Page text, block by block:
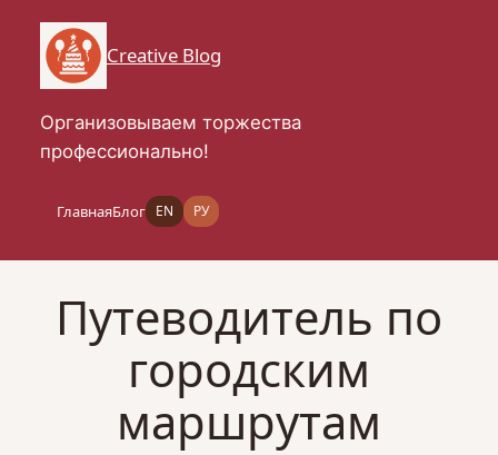
содержимому
Creative Blog
Организовываем торжества
профессионально!
ГлавнаяБлог EN РУ
Путеводитель по
городским
маршрутам